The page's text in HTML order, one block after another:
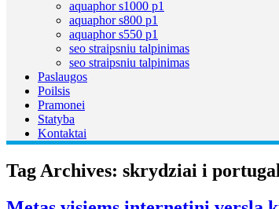
aquaphor s1000 p1
aquaphor s800 p1
aquaphor s550 p1
seo straipsniu talpinimas
seo straipsniu talpinimas
Paslaugos
Poilsis
Pramonei
Statyba
Kontaktai
Tag Archives: skrydziai i